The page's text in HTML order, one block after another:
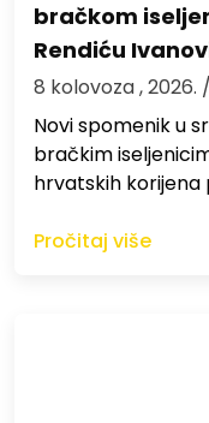
bračkom
Rendiću
8 kolovoza , 2026.
Novi spomenik u
bračkim
hrvatskih korijena
Pročitaj više